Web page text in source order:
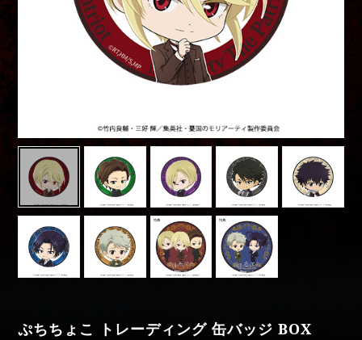
Movies
Special
ぷちちょこ トレーディング 缶バッジ BOX